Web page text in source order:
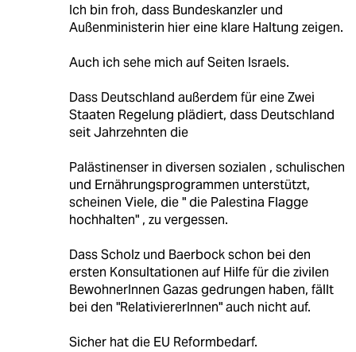
Ich bin froh, dass Bundeskanzler und
Außenministerin hier eine klare Haltung zeigen.
Auch ich sehe mich auf Seiten Israels.
Dass Deutschland außerdem für eine Zwei
Staaten Regelung plädiert, dass Deutschland
seit Jahrzehnten die
Palästinenser in diversen sozialen , schulischen
und Ernährungsprogrammen unterstützt,
scheinen Viele, die " die Palestina Flagge
hochhalten" , zu vergessen.
Dass Scholz und Baerbock schon bei den
ersten Konsultationen auf Hilfe für die zivilen
BewohnerInnen Gazas gedrungen haben, fällt
bei den "RelativiererInnen" auch nicht auf.
Sicher hat die EU Reformbedarf.